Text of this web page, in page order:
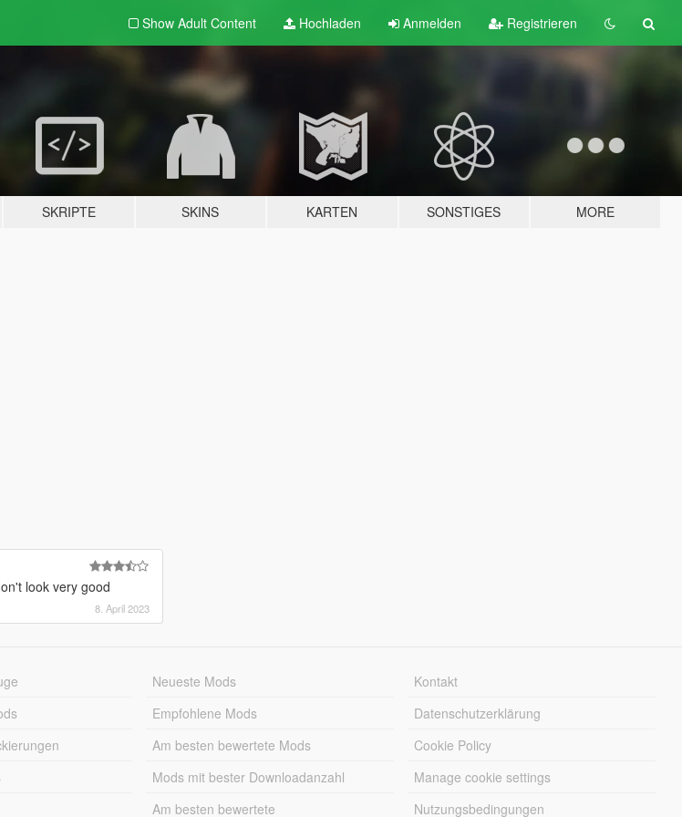
Show Adult Content Hochladen Anmelden Registrieren
SKRIPTE SKINS KARTEN SONSTIGES MORE
look very good
8. April 2023
Neueste Mods
Empfohlene Mods
Am besten bewertete Mods
Mods mit bester Downloadanzahl
Am besten bewertete
Kontakt
Datenschutzerklärung
Cookie Policy
Manage cookie settings
Nutzungsbedingungen